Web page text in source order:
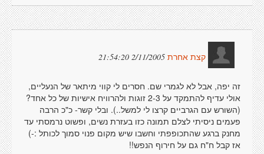
קצת אחרת 2/11/2005 21:54:20
זה יפה, אבל לא לגמרי שם. חסרים לי קווי מיתאר של הנעליים,
אולי עדיף להתמקד על 2-3 זוגות ולהרוויח אישיות של כל אחד?
(השורש עם הגרביים קרצו לי למשל..). ובלי קשר- כ"כ הרבה
פעמים ניסיתי לצלם תמונה כזו בעזרת נשים, ופשוט נרמסתי עד
מחנק ברגע שהתכופפתי וחשבו שיש מקום פנוי סמוך לכותל :-)
אז קבל ח"ח גם על חירוף הנפש!!